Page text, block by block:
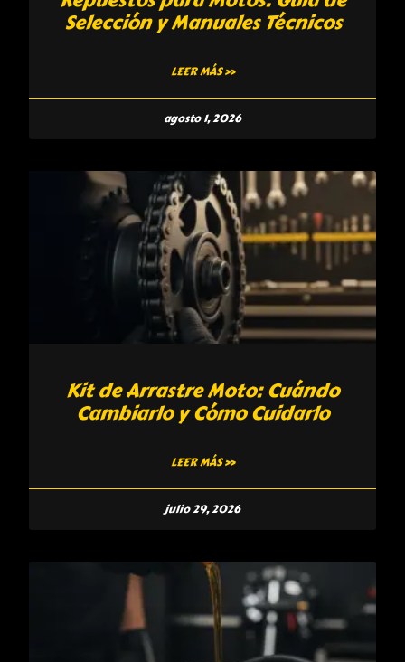
Selección y Manuales Técnicos
LEER MÁS »
agosto 1, 2026
Kit de Arrastre Moto: Cuándo
Cambiarlo y Cómo Cuidarlo
LEER MÁS »
julio 29, 2026